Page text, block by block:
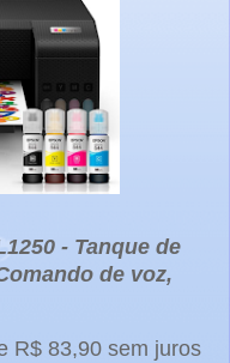
- Tanque de
de voz,
R$ 83,90 sem juros